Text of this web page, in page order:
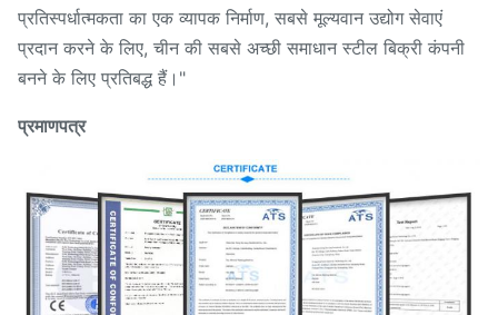
प्रतिस्पर्धात्मकता का एक व्यापक निर्माण, सबसे मूल्यवान उद्योग सेवाएं
प्रदान करने के लिए, चीन की सबसे अच्छी समाधान स्टील बिक्री कंपनी
बनने के लिए प्रतिबद्ध हैं।"
प्रमाणपत्र